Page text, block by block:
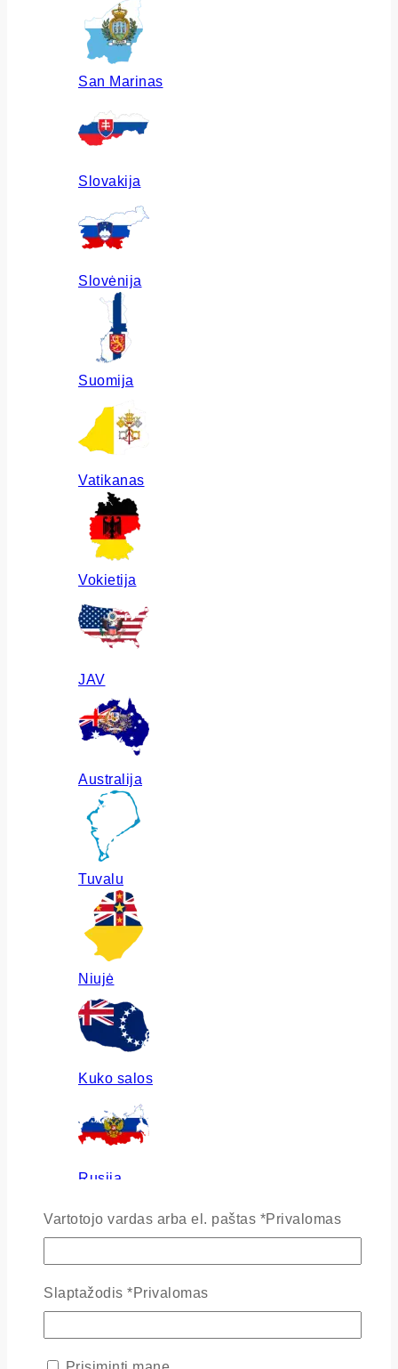
San Marinas
Slovakija
Slovėnija
Suomija
Vatikanas
Vokietija
JAV
Australija
Tuvalu
Niujė
Kuko salos
Rusija
Vartotojo vardas arba el. paštas *Privalomas
Slaptažodis *Privalomas